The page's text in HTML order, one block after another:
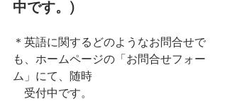
中です。)
＊英語に関するどのようなお問合せで
も、ホームページの「お問合せフォー
ム」にて、随時
受付中です。